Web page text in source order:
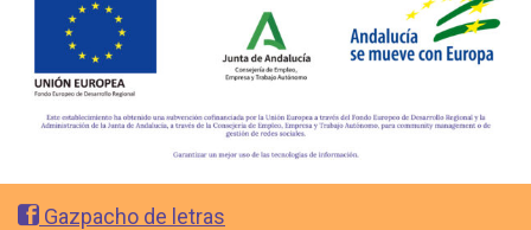
Gazpacho de letras